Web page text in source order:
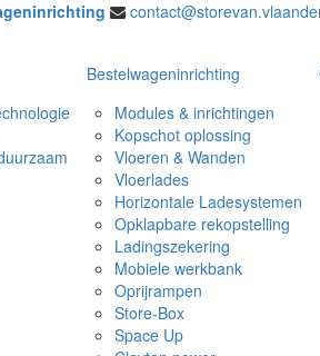
Bestelwageninrichting
Modules & inrichtingen
Kopschot oplossing
Vloeren & Wanden
Vloerlades
Horizontale Ladesystemen
Opklapbare rekopstelling
Ladingszekering
Mobiele werkbank
Oprijrampen
Store-Box
Space Up